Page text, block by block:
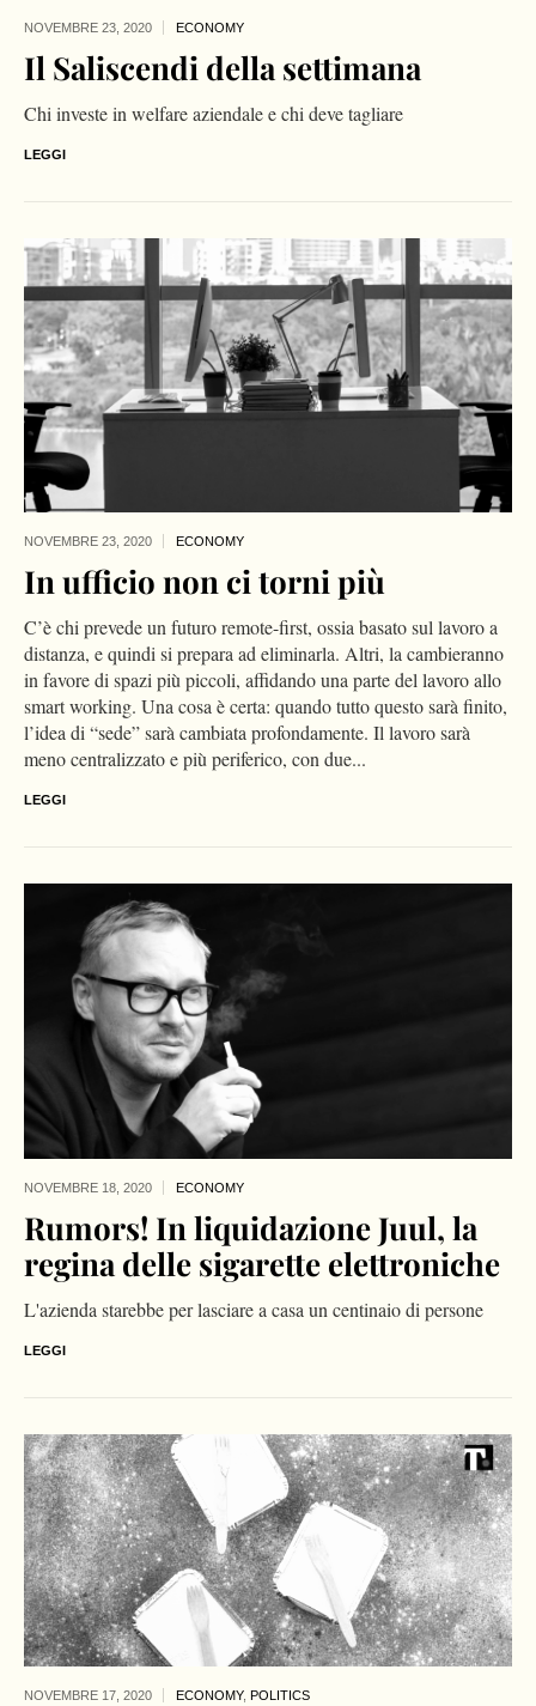
NOVEMBRE 23, 2020 ECONOMY
Il Saliscendi della settimana
Chi investe in welfare aziendale e chi deve tagliare
LEGGI
NOVEMBRE 23, 2020 ECONOMY
In ufficio non ci torni più
C’è chi prevede un futuro remote-first, ossia basato sul lavoro a
distanza, e quindi si prepara ad eliminarla. Altri, la cambieranno
in favore di spazi più piccoli, affidando una parte del lavoro allo
smart working. Una cosa è certa: quando tutto questo sarà finito,
l’idea di “sede” sarà cambiata profondamente. Il lavoro sarà
meno centralizzato e più periferico, con due...
LEGGI
NOVEMBRE 18, 2020 ECONOMY
Rumors! In liquidazione Juul, la
regina delle sigarette elettroniche
L'azienda starebbe per lasciare a casa un centinaio di persone
LEGGI
NOVEMBRE 17, 2020 ECONOMY, POLITICS